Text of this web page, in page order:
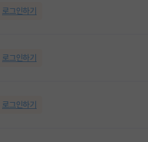
로그인하기
로그인하기
로그인하기